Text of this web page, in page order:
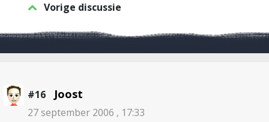
Vorige discussie
#16 Joost
27 september 2006 , 17:33